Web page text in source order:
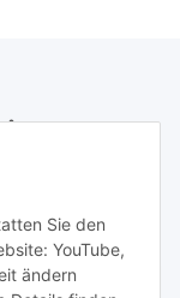
Sie den
YouTube,
ändern
Ihrer
per E-Mail zu.
Abonnieren